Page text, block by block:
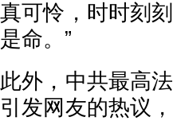
真可怜，时时刻
是命。”
此外，中共最高
引发网友的热议